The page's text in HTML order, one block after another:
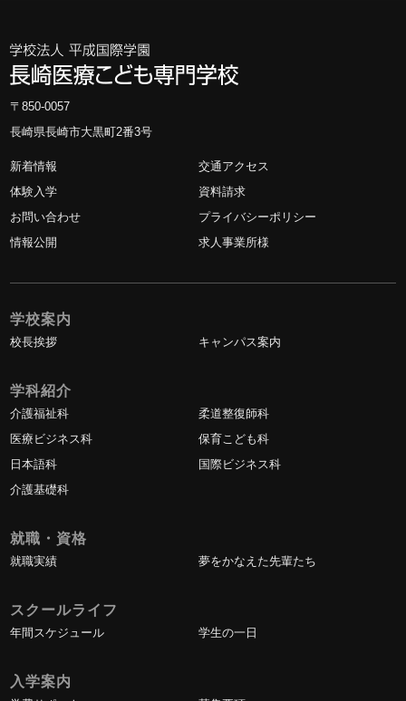
〒850-0057
長崎県長崎市大黒町2番3号
新着情報
交通アクセス
体験入学
資料請求
お問い合わせ
プライバシーポリシー
情報公開
求人事業所様
学校案内
校長挨拶 キャンパス案内
学科紹介
介護福祉科
柔道整復師科
医療ビジネス科
保育こども科
日本語科
国際ビジネス科
介護基礎科
就職・資格
就職実績 夢をかなえた先輩たち
スクールライフ
年間スケジュール 学生の一日
入学案内